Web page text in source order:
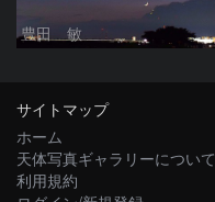
豊田 敏
サイトマップ
ホーム
天体写真ギャラリーについて
利用規約